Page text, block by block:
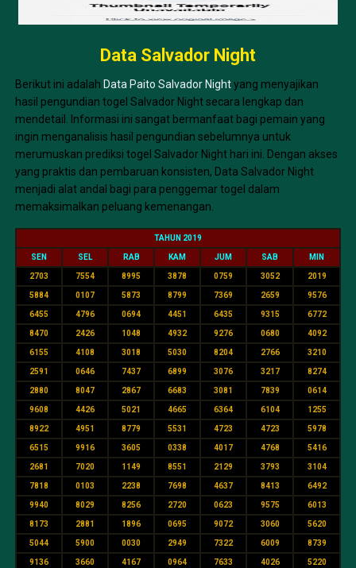
Data Salvador Night
Berikut ini adalah Data Paito Salvador Nightyang menyajikan
hasil pengundian togel Salvador Night secara lengkap dan
mendetail. Informasi ini sangat bermanfaat bagi pemain yang
ingin menganalisis hasil pengundian sebelumnya untuk
merumuskan prediksi togel Salvador Night hari ini. Dengan akses
yang praktis dan pembaruan konsisten, Data Salvador Night
menjadi alat andal bagi para penggemar togel dalam
memaksimalkan peluang kemenangan.
TAHUN 2019
SEN SEL RAB KAM JUM SAB MIN
2703 7554 8995 3878 0759 3052 2019
5884 0107 5873 8799 7369 2659 9576
6455 4796 0694 4451 6435 9315 6772
8470 2426 1048 4932 9276 0680 4092
6155 4108 3018 5030 8204 2766 3210
2591 0646 7437 6899 3076 3217 8274
2880 8047 2867 6683 3081 7839 0614
9608 4426 5021 4665 6364 6104 1255
8922 4951 8779 5531 4723 4723 5978
6515 9916 3605 0338 4017 4768 5416
2681 7020 1149 8551 2129 3793 3104
7818 0103 2238 7698 4637 8413 6492
9940 8029 8256 2720 0623 9575 6013
8173 2881 1896 0695 9072 3060 5620
5044 5900 0030 2949 7322 6009 8739
9136 3660 4167 0964 7633 4026 5220